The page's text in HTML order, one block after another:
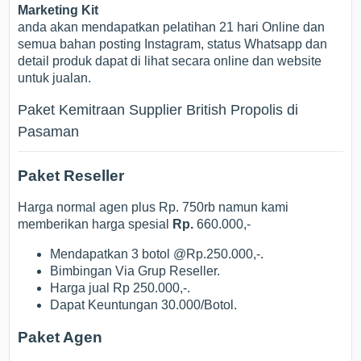
Marketing Kit
anda akan mendapatkan pelatihan 21 hari Online dan
semua bahan posting Instagram, status Whatsapp dan
detail produk dapat di lihat secara online dan website
untuk jualan.
Paket Kemitraan Supplier British Propolis di
Pasaman
Paket Reseller
Harga normal agen plus Rp. 750rb namun kami
memberikan harga spesial
Rp. 660.000,-
Mendapatkan 3 botol @Rp.250.000,-.
Bimbingan Via Grup Reseller.
Harga jual Rp 250.000,-.
Dapat Keuntungan 30.000/Botol.
Paket Agen